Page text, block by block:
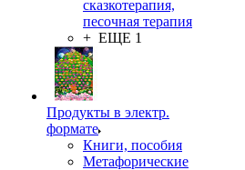
сказкотерапия,
песочная терапия
+ ЕЩЕ 1
Продукты в электр.
формате
Книги, пособия
Метафорические